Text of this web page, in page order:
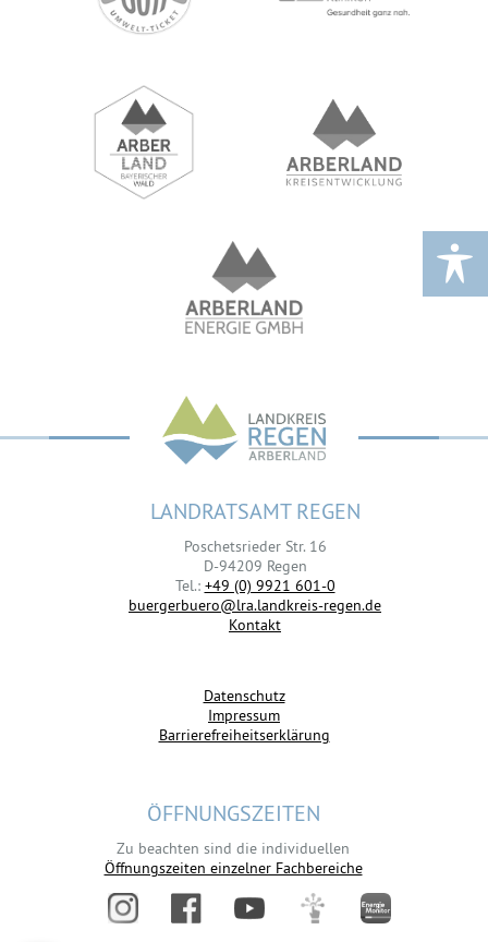
LANDRATSAMT REGEN
Poschetsrieder Str. 16
D-94209 Regen
Tel.: +49 (0) 9921 601-0
buergerbuero@lra.landkreis-regen.de
Kontakt
Datenschutz
Impressum
Barrierefreiheitserklärung
ÖFFNUNGSZEITEN
Zu beachten sind die individuellen
Öffnungszeiten einzelner Fachbereiche